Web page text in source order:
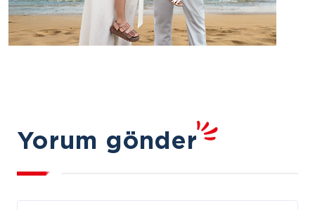
Yorum gönder